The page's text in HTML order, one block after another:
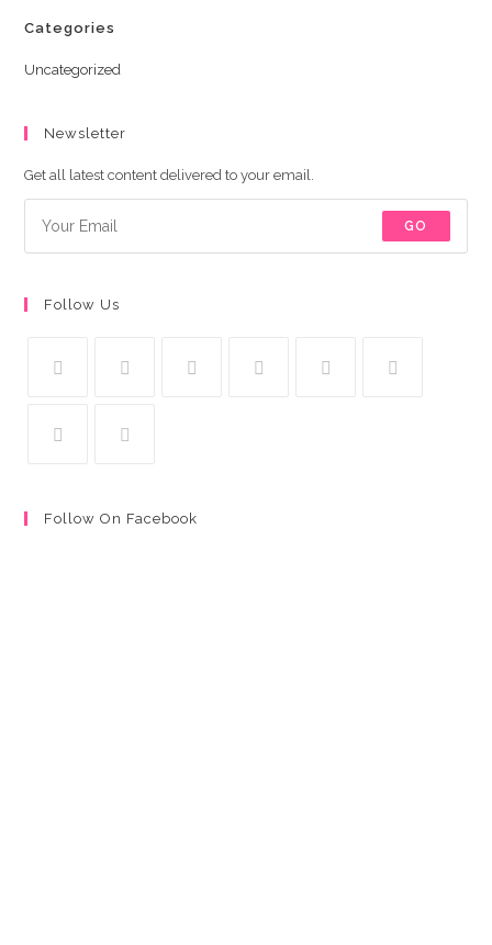
Categories
Uncategorized
Newsletter
Get all latest content delivered to your email.
GO
Follow Us
Follow On Facebook